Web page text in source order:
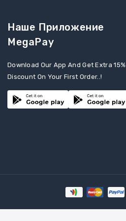
Наше Приложение
MegaPay
Download Our App And Get Extra 15%
Discount On Your First Order..!